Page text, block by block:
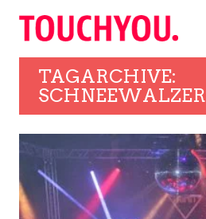
TAGARCHIVE:
SCHNEEWALZER